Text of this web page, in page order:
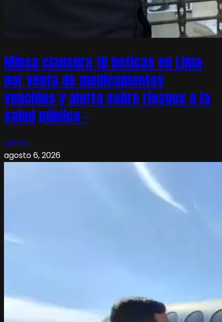
Minsa clausura 18 boticas en Lima
por venta de medicamentos
vencidos y alerta sobre riesgos a la
salud pública –
admin
agosto 6, 2026